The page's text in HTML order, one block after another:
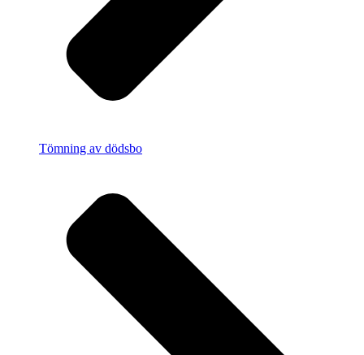
Tömning av dödsbo